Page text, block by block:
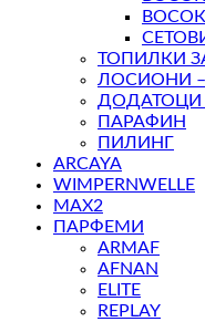
ТОПИЛКИ
ЛОСИОНИ –
ДОДАТОЦИ
ПАРАФИН
ПИЛИНГ
ARCAYA
WIMPERNWELLE
MAX2
ПАРФЕМИ
ARMAF
AFNAN
ELITE
REPLAY